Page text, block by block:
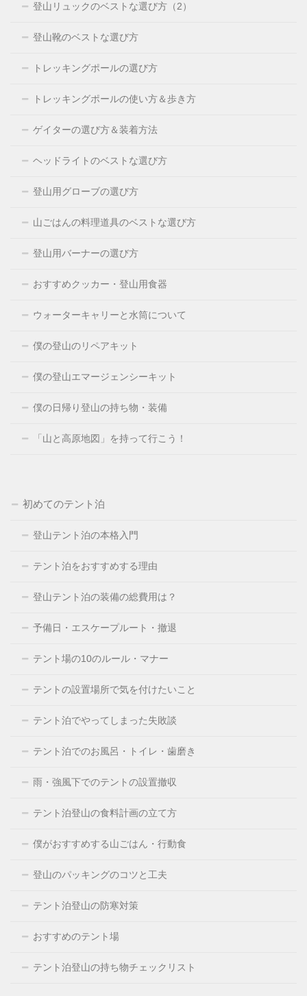
登山リュックのベストな選び方（2）
登山靴のベストな選び方
トレッキングポールの選び方
トレッキングポールの使い方＆歩き方
ゲイターの選び方＆装着方法
ヘッドライトのベストな選び方
登山用グローブの選び方
山ごはんの料理道具のベストな選び方
登山用バーナーの選び方
おすすめクッカー・登山用食器
ウォーターキャリーと水筒について
僕の登山のリペアキット
僕の登山エマージェンシーキット
僕の日帰り登山の持ち物・装備
「山と高原地図」を持って行こう！
初めてのテント泊
登山テント泊の本格入門
テント泊をおすすめする理由
登山テント泊の装備の総費用は？
予備日・エスケープルート・撤退
テント場の10のルール・マナー
テントの設置場所で気を付けたいこと
テント泊でやってしまった失敗談
テント泊でのお風呂・トイレ・歯磨き
雨・強風下でのテントの設置撤収
テント泊登山の食料計画の立て方
僕がおすすめする山ごはん・行動食
登山のパッキングのコツと工夫
テント泊登山の防寒対策
おすすめのテント場
テント泊登山の持ち物チェックリスト